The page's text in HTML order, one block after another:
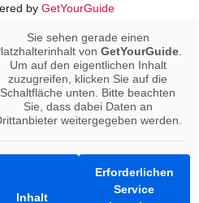
by GetYourGuide
Sie sehen gerade einen
vonGetYourGuide
Um auf den eigentlichen Inhalt
zuzugreifen, klicken Sie auf die
Schaltfläche unten. Bitte beachten
Sie, dass dabei Daten an
weitergegeben werden.
Inhalt
Erforderlichen
Service